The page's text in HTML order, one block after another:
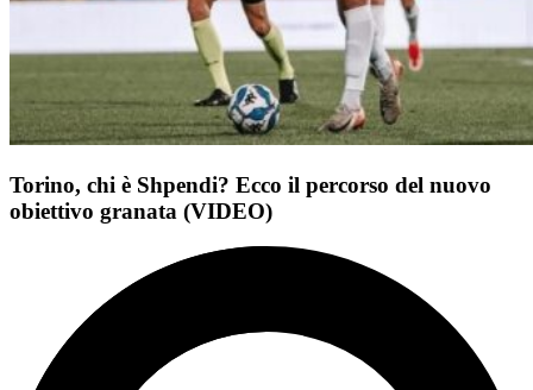
Torino, chi è Shpendi? Ecco il percorso del nuovo
obiettivo granata (VIDEO)